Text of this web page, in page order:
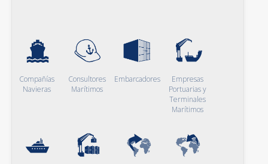
Compañías
Navieras
Consultores
Marítimos
Embarcadores
Empresas
Portuarias y
Terminales
Marítimos